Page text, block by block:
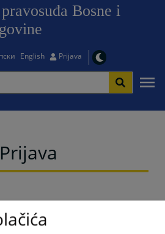
Bosne i
English Prijava
Prijava